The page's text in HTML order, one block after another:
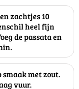
zachtjes 10
heel fijn
de passata en
smaak met zout.
vuur.